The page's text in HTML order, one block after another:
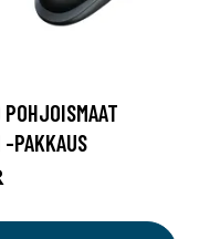
PAKKAUS